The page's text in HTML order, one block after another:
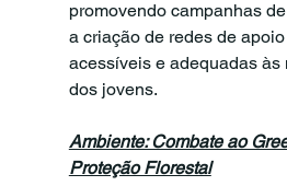
promovendo campanhas
a criação de redes de
acessíveis e adequadas às
dos jovens.
Ambiente: Combate ao
Proteção Florestal